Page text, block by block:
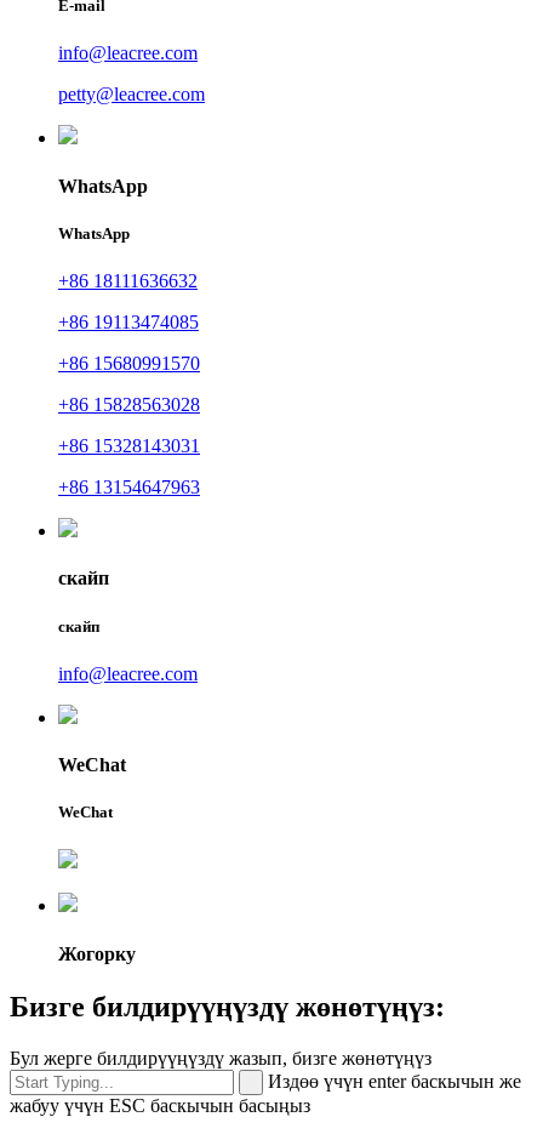
E-mail
info@leacree.com
petty@leacree.com
WhatsApp
WhatsApp
+86 18111636632
+86 19113474085
+86 15680991570
+86 15828563028
+86 15328143031
+86 13154647963
скайп
скайп
info@leacree.com
WeChat
WeChat
Жогорку
Бизге билдирүүңүздү жөнөтүңүз:
Бул жерге билдирүүңүздү жазып, бизге жөнөтүңүз
Издөө үчүн enter баскычын же
жабуу үчүн ESC баскычын басыңыз